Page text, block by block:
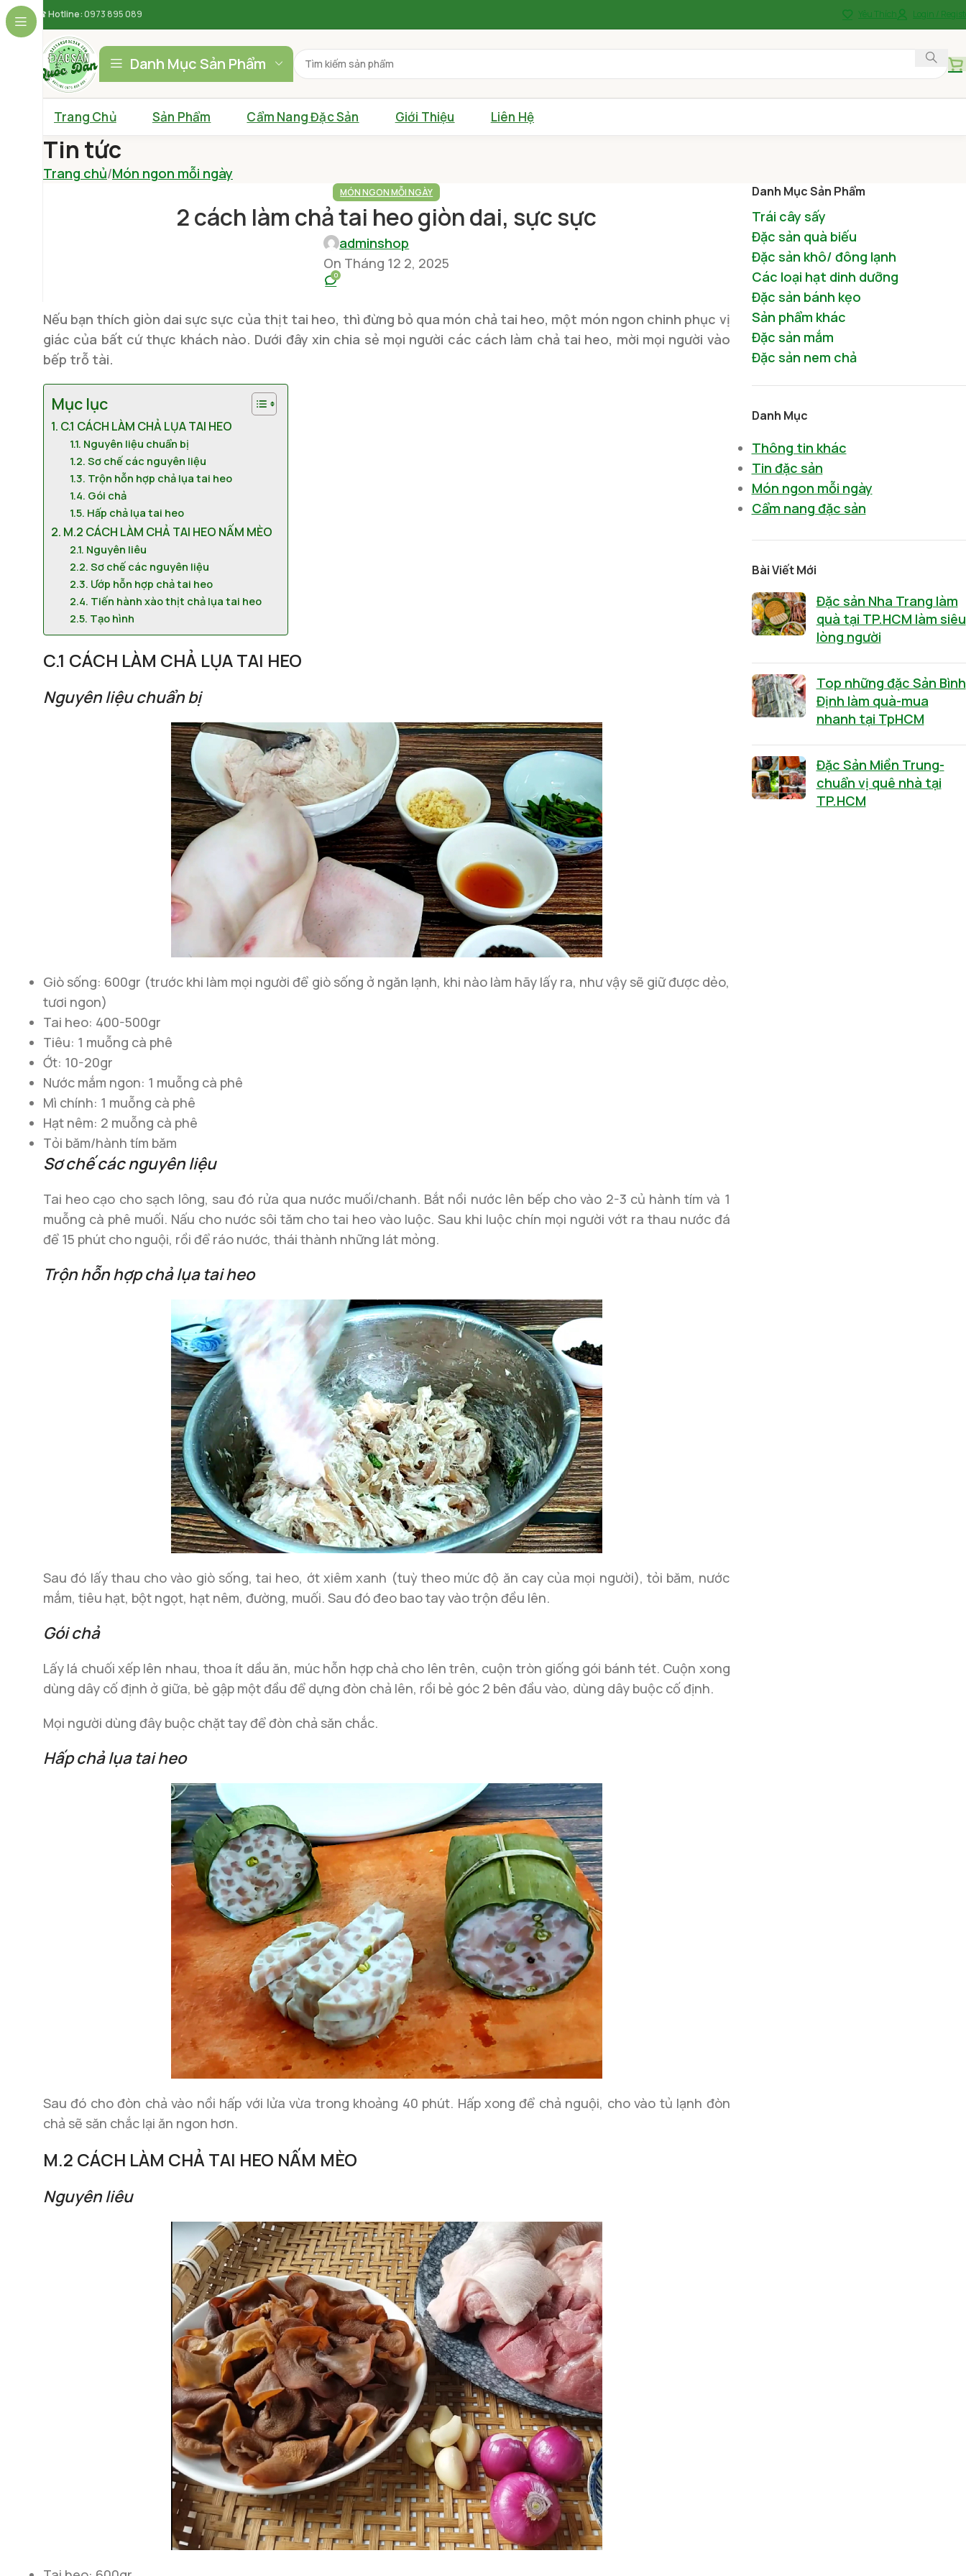
☎Hotline:0973 895 089 Yêu Thích Login /
Danh Mục Sản Phẩm
Trang Chủ Sản Phẩm Cẩm Nang Đặc Sản Giới Thiệu Liên Hệ
Tin tức
Trang chủ Món ngon mỗi ngày
MÓN NGON MỖI NGÀY
2 cách làm chả tai heo giòn dai, sực sực
adminshop
On Tháng 12 2, 2025
0
Nếu bạn thích giòn dai sực sực của thịt tai heo, thì đừng bỏ qua món chả tai heo, một món ngon chinh phục vị
giác của bất cứ thực khách nào. Dưới đây xin chia sẻ mọi người các cách làm chả tai heo, mời mọi người vào
bếp trỗ tài.
Mục lục
C.1 CÁCH LÀM CHẢ LỤA TAI HEO
Nguyên liệu chuẩn bị
Sơ chế các nguyên liệu
Trộn hỗn hợp chả lụa tai heo
Gói chả
Hấp chả lụa tai heo
M.2 CÁCH LÀM CHẢ TAI HEO NẤM MÈO
Nguyên liêu
Sơ chế các nguyên liệu
Ướp hỗn hợp chả tai heo
Tiến hành xào thịt chả lụa tai heo
Tạo hình
C.1 CÁCH LÀM CHẢ LỤA TAI HEO
Nguyên liệu chuẩn bị
Giò sống: 600gr (trước khi làm mọi người để giò sống ở ngăn lạnh, khi nào làm hãy lấy ra, như vậy sẽ giữ được dẻo,
tươi ngon)
Tai heo: 400-500gr
Tiêu: 1 muỗng cà phê
Ớt: 10-20gr
Nước mắm ngon: 1 muỗng cà phê
Mì chính: 1 muỗng cà phê
Hạt nêm: 2 muỗng cà phê
Tỏi băm/hành tím băm
Sơ chế các nguyên liệu
Tai heo cạo cho sạch lông, sau đó rửa qua nước muối/chanh. Bắt nồi nước lên bếp cho vào 2-3 củ hành tím và 1
muỗng cà phê muối. Nấu cho nước sôi tăm cho tai heo vào luộc. Sau khi luộc chín mọi người vớt ra thau nước đá
để 15 phút cho nguội, rồi để ráo nước, thái thành những lát mỏng.
Trộn hỗn hợp chả lụa tai heo
Sau đó lấy thau cho vào giò sống, tai heo, ớt xiêm xanh (tuỳ theo mức độ ăn cay của mọi người), tỏi băm, nước
mắm, tiêu hạt, bột ngọt, hạt nêm, đường, muối. Sau đó đeo bao tay vào trộn đều lên.
Gói chả
Lấy lá chuối xếp lên nhau, thoa ít dầu ăn, múc hỗn hợp chả cho lên trên, cuộn tròn giống gói bánh tét. Cuộn xong
dùng dây cố định ở giữa, bẻ gập một đầu để dựng đòn chả lên, rồi bẻ góc 2 bên đầu vào, dùng dây buộc cố định.
Mọi người dùng đây buộc chặt tay để đòn chả săn chắc.
Hấp chả lụa tai heo
Sau đó cho đòn chả vào nồi hấp với lửa vừa trong khoảng 40 phút. Hấp xong để chả nguội, cho vào tủ lạnh đòn
chả sẽ săn chắc lại ăn ngon hơn.
M.2 CÁCH LÀM CHẢ TAI HEO NẤM MÈO
Nguyên liêu
Danh Mục Sản Phẩm
Trái cây sấy
Đặc sản quà biếu
Đặc sản khô/ đông lạnh
Các loại hạt dinh dưỡng
Đặc sản bánh kẹo
Sản phẩm khác
Đặc sản mắm
Đặc sản nem chả
Danh Mục
Thông tin khác
Tin đặc sản
Món ngon mỗi ngày
Cẩm nang đặc sản
Bài Viết Mới
Đặc sản Nha Trang làm
quà tại TP.HCM làm siêu
lòng người
Top những đặc Sản Bình
Định làm quà-mua
nhanh tại TpHCM
Đặc Sản Miền Trung-
chuẩn vị quê nhà tại
TP.HCM